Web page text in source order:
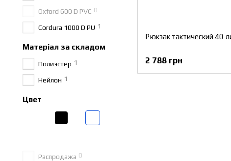
Рюкзак тактический 40
2 788 грн
Oxford 600 D PVC 0
Cordura 1000 D PU 1
Матеріал за складом
Полиэстер 1
Нейлон 1
Цвет
Распродажа 0